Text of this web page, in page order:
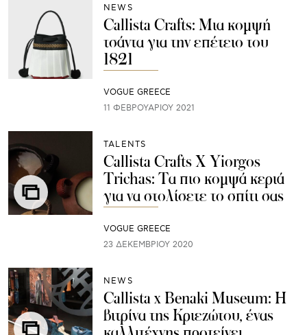
NEWS
Callista Crafts: Mια κομψή
τσάντα για την επέτειο του
1821
VOGUE GREECE
11 ΦΕΒΡΟΥΑΡΊΟΥ 2021
TALENTS
Callista Crafts Χ Yiorgos
Trichas: Τα πιο κομψά κεριά
για να στολίσετε το σπίτι σας
VOGUE GREECE
23 ΔΕΚΕΜΒΡΊΟΥ 2020
NEWS
Callista x Benaki Museum: Η
βιτρίνα της Κριεζώτου, ένας